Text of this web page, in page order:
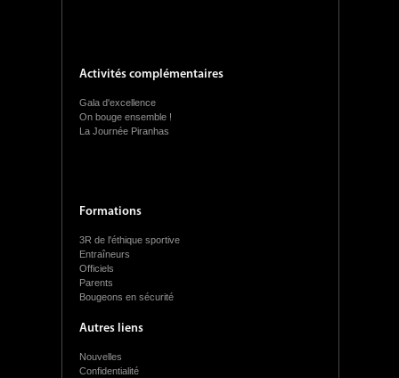
Activités complémentaires
Gala d'excellence
On bouge ensemble !
La Journée Piranhas
Formations
3R de l'éthique sportive
Entraîneurs
Officiels
Parents
Bougeons en sécurité
Autres liens
Nouvelles
Confidentialité